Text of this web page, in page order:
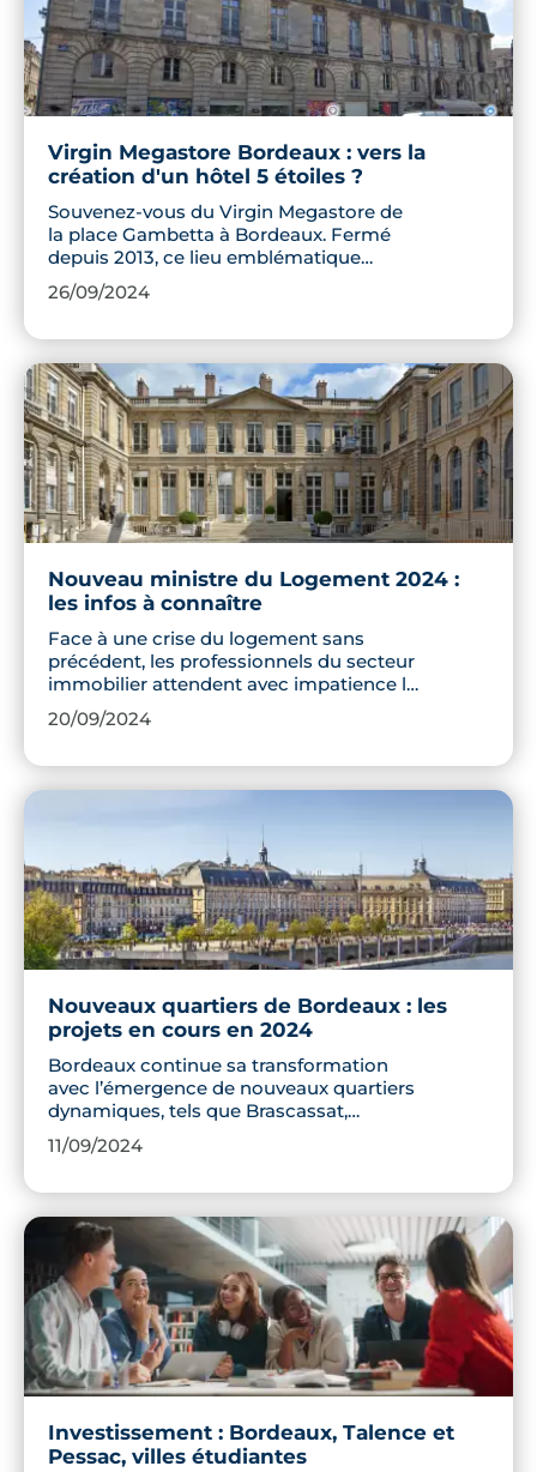
Virgin Megastore Bordeaux : vers la
création d'un hôtel 5 étoiles ?
Souvenez-vous du Virgin Megastore de
la place Gambetta à Bordeaux. Fermé
depuis 2013, ce lieu emblématique
s'apprête à renaître en un hôtel 5 étoiles
au design exceptionnel. Découvrez les
ville, alliant modernité et respect du
patrimoine bordelais. Cette
métamorphose ne manquera pas de
dynamiser le quartier et d'attirer les
regards.
26/09/2024
Nouveau ministre du Logement 2024 :
les infos à connaître
Face à une crise du logement sans
précédent, les professionnels du secteur
immobilier attendent avec impatience la
nomination d'un nouveau ministre du
logement pour relancer le marché. Entre
budgétaires, le secteur appelle à des
Découvrez le profil du nouveau ministre
du logement et les problématiques
auxquelles il devra faire face.
20/09/2024
Nouveaux quartiers de Bordeaux : les
projets en cours en 2024
Bordeaux continue sa transformation
avec l’émergence de nouveaux quartiers
dynamiques, tels que Brascassat,
Amédée Saint-Germain ou encore
Brazza. Ces espaces urbains en pleine
modernes et des espaces verts repensés
pour améliorer la qualité de vie des
bordelais. Découvrez où en sont les
travaux en septembre 2024.
11/09/2024
Investissement : Bordeaux, Talence et
Pessac, villes étudiantes